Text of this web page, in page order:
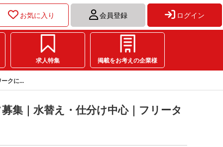
お気に入り 会員登録 ログイン
求人特集 掲載をお考えの企業様
クに...
集｜水替え・仕分け中心｜フリータ